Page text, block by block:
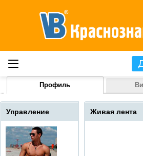
Профиль
Управление Живая лента